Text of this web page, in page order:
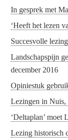
In gesprek met
‘Heeft het lezen
Succesvolle
Landschapspijn
december 2016
Opiniestuk
Lezingen in
‘Deltaplan’ moet
Lezing historisch